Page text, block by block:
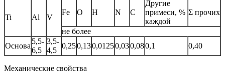
Ti Al V
Fe O H N C
Другие
примеси, %
каждой
Σ прочих
не более
Основа
5,5-
6,5
3,5-
4,5
0,250,130,01250,030,080,1 0,40
Механические свойства